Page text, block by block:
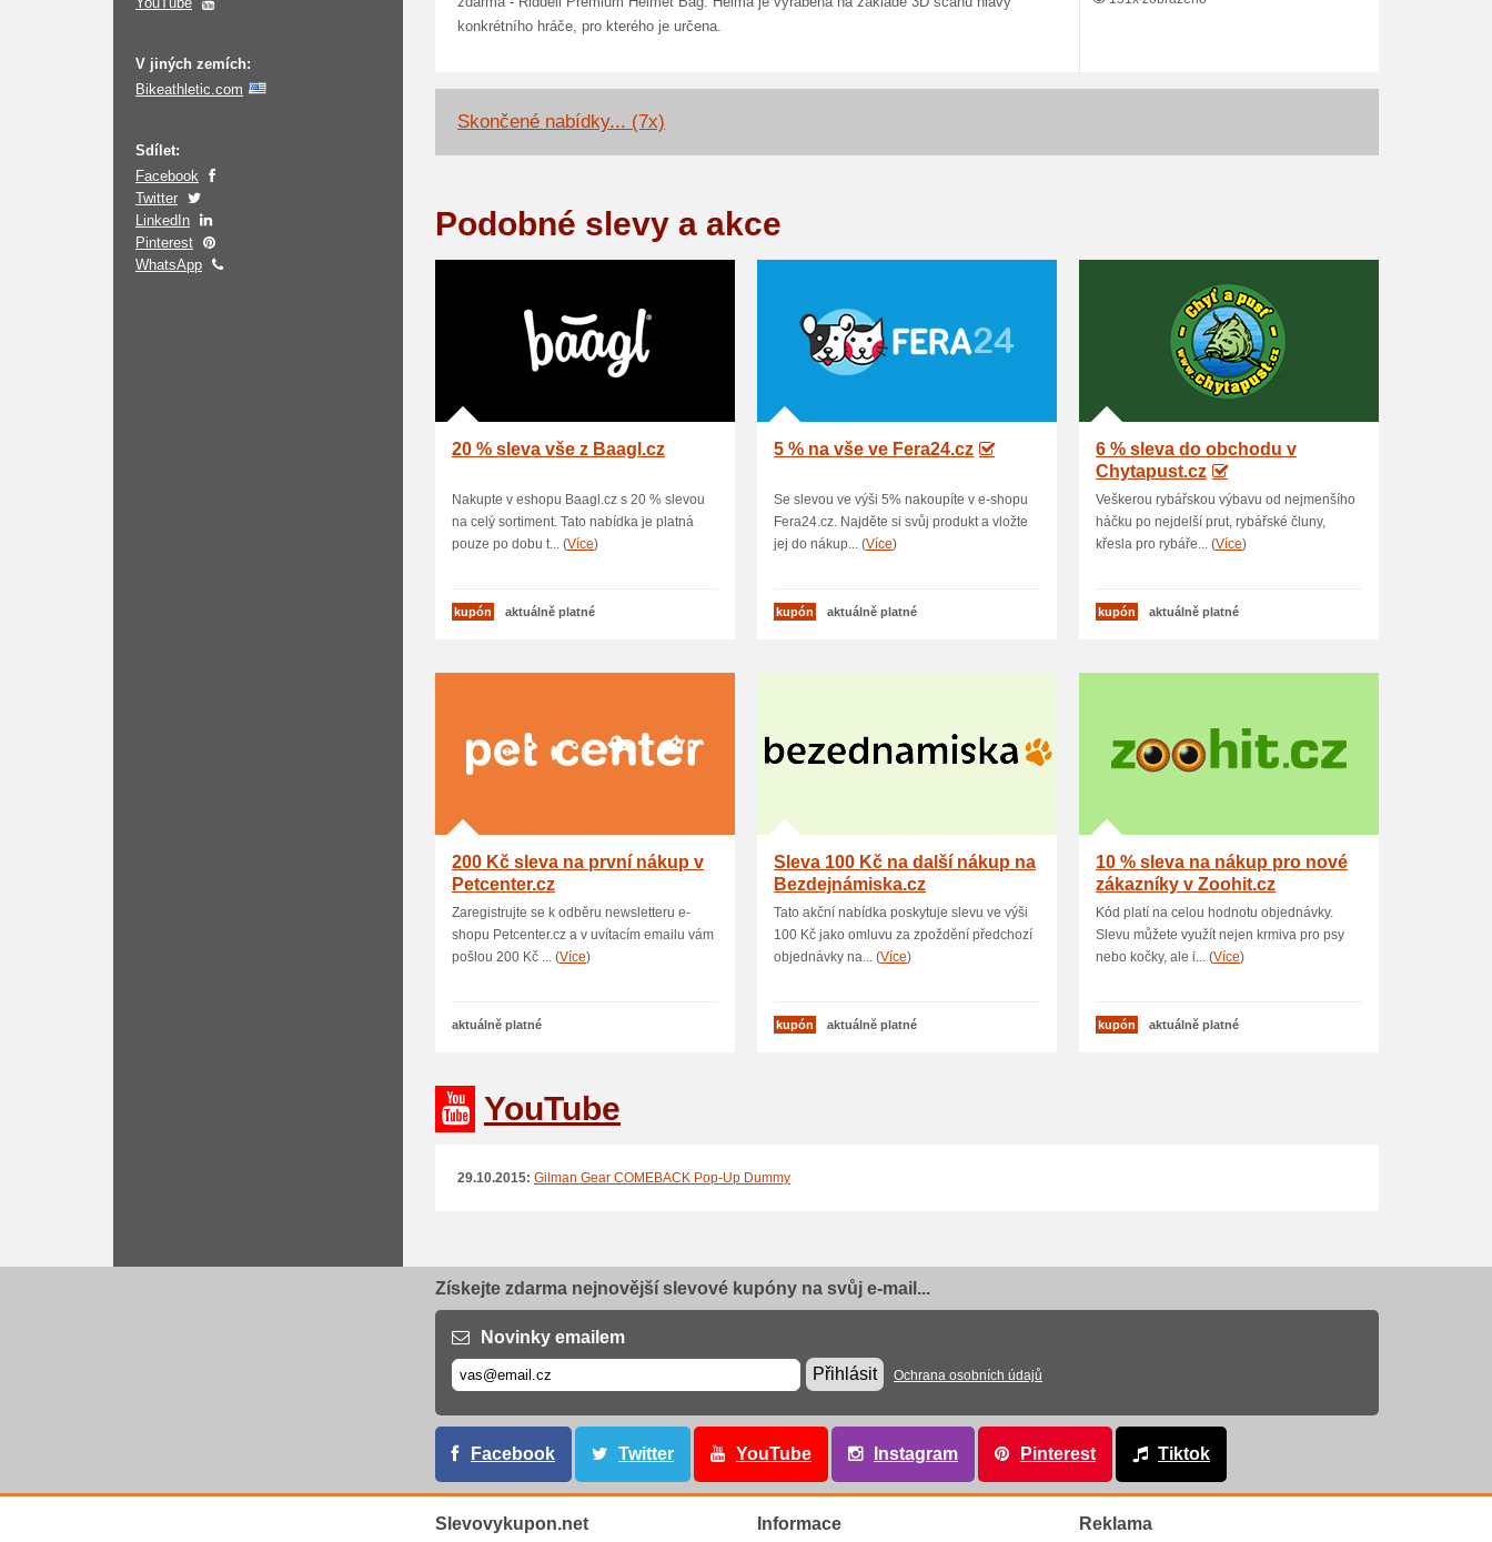
V jiných zemích:
Bikeathletic.com
Sdílet:
Facebook
Twitter
LinkedIn
Pinterest
WhatsApp
konkrétního hráče, pro kterého je určena.
Skončené nabídky... (7x)
Podobné slevy a akce
20 % sleva vše z Baagl.cz
Nakupte v eshopu Baagl.cz s 20 % slevou
na celý sortiment. Tato nabídka je platná
pouze po dobu t... (Více)
kupón aktuálně platné
5 % na vše ve Fera24.cz
Se slevou ve výši 5% nakoupíte v e-shopu
Fera24.cz. Najděte si svůj produkt a vložte
jej do nákup... (Více)
kupón aktuálně platné
6 % sleva do obchodu v
Chytapust.cz
Veškerou rybářskou výbavu od nejmenšího
háčku po nejdelší prut, rybářské čluny,
křesla pro rybáře... (Více)
kupón aktuálně platné
200 Kč sleva na první nákup v
Petcenter.cz
Zaregistrujte se k odběru newsletteru e-
shopu Petcenter.cz a v uvítacím emailu vám
pošlou 200 Kč ... (Více)
aktuálně platné
Sleva 100 Kč na další nákup na
Bezdejnámiska.cz
Tato akční nabídka poskytuje slevu ve výši
100 Kč jako omluvu za zpoždění předchozí
objednávky na... (Více)
kupón aktuálně platné
10 % sleva na nákup pro nové
zákazníky v Zoohit.cz
Kód platí na celou hodnotu objednávky.
Slevu můžete využít nejen krmiva pro psy
nebo kočky, ale i... (Více)
kupón aktuálně platné
YouTube
29.10.2015: Gilman Gear COMEBACK Pop-Up Dummy
Získejte zdarma nejnovější slevové kupóny na svůj e-mail...
Novinky emailem
Přihlásit
Ochrana osobních údajů
Facebook Twitter YouTube Instagram Pinterest Tiktok
Slevovykupon.net Informace Reklama